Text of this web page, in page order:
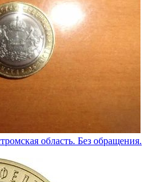
область. Без обращения.